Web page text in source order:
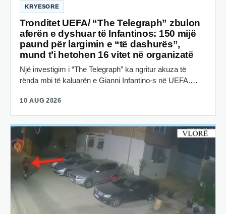
KRYESORE
Tronditet UEFA/ “The Telegraph” zbulon
aferën e dyshuar të Infantinos: 150 mijë
paund për largimin e “të dashurës”,
mund t’i hetohen 16 vitet në organizatë
Një investigim i “The Telegraph” ka ngritur akuza të
rënda mbi të kaluarën e Gianni Infantino-s në UEFA.…
10 AUG 2026